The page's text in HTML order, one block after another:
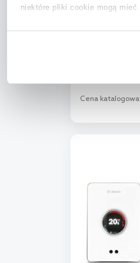
niektóre pliki cookie mogą mieć
na temat plików cookie i tego,
Junkers
Cena katalogowa: